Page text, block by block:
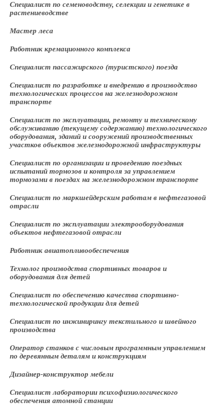
Специалист по семеноводству, селекции и генетике в
растениеводстве
Мастер леса
Работник кремационного комплекса
Специалист пассажирского (туристского) поезда
Специалист по разработке и внедрению в производство
технологических процессов на железнодорожном
транспорте
Специалист по эксплуатации, ремонту и техническому
обслуживанию (текущему содержанию) технологического
оборудования, зданий и сооружений производственных
участков объектов железнодорожной инфраструктуры
Специалист по организации и проведению поездных
испытаний тормозов и контроля за управлением
тормозами в поездах на железнодорожном транспорте
Специалист по маркшейдерским работам в нефтегазовой
отрасли
Специалист по эксплуатации электрооборудования
объектов нефтегазовой отрасли
Работник авиатопливообеспечения
Технолог производства спортивных товаров и
оборудования для детей
Специалист по обеспечению качества спортивно-
технологической продукции для детей
Специалист по инжинирингу текстильного и швейного
производства
Оператор станков с числовым программным управлением
по деревянным деталям и конструкциям
Дизайнер-конструктор мебели
Специалист лаборатории психофизиологического
обеспечения атомной станции